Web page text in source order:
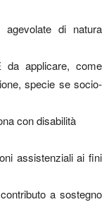
di natura
applicare, come
specie se socio-
con disabilità
assistenziali ai fini
a sostegno